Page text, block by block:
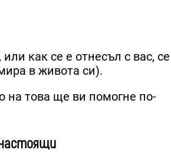
как се е отнесъл с вас, се
в живота си).
на това ще ви помогне по-